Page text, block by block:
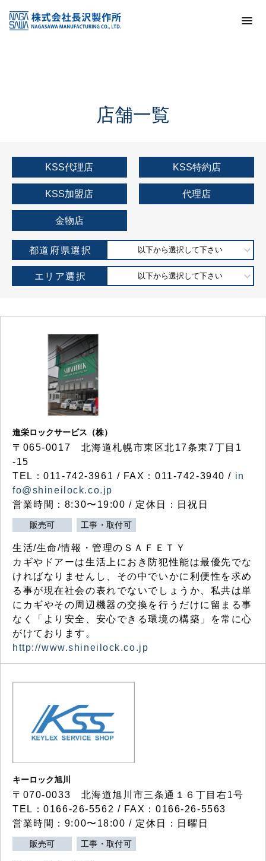
KSS加盟店・取扱店情報
店舗一覧
店舗一覧
KSS代理店 KSS特約店
KSS加盟店 代理店
金物店
都道府県選択 以下から選択して下さい
エリア選択 以下から選択して下さい
進栄ロックサービス（株）
〒065-0017 北海道札幌市東区北17条東7丁目1
-15
TEL：011-742-3961 / FAX：011-742-3940 / in
fo@shineilock.co.jp
営業時間：8:30〜19:00 / 定休日：日祝日
販売可 工事・取付可
生活/生命/情報・管理のＳＡＦＥＴＹ
カギやドアーは生活上におき防犯性能は最優先でな
ければなりませんし、その中でいかに利便性を求め
る事が現在社会の表れでないでしょうか、私共は単
にカギやその周辺機器の交換を行うだけに留まる事
なく「より安全、安心できる環境の構築」を常に心
がけております。
http://www.shineilock.co.jp
キーロック旭川
〒070-0033 北海道旭川市三条通１６丁目右1号
TEL：0166-26-5562 / FAX：0166-26-5563
営業時間：9:00〜18:00 / 定休日：日曜日
販売可 工事・取付可